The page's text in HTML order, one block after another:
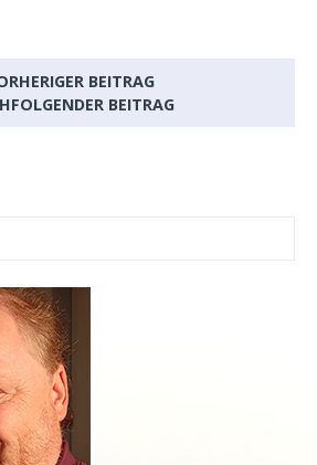
BEITRAG
BEITRAG